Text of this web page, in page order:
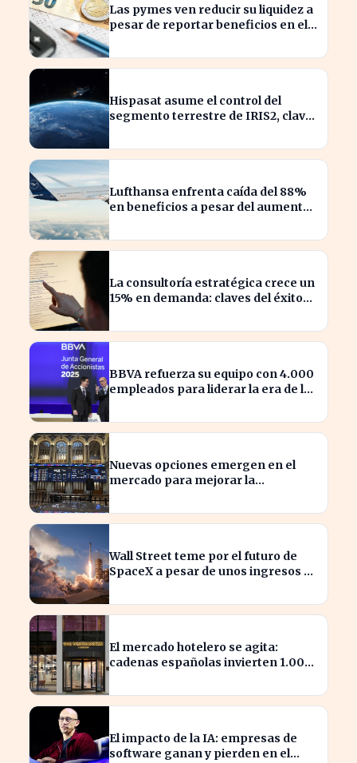
Las pymes ven reducir su liquidez a
pesar de reportar beneficios en el
Hispasat asume el control del
segmento terrestre de IRIS2, clave
Lufthansa enfrenta caída del 88%
en beneficios a pesar del aumento
La consultoría estratégica crece un
15% en demanda: claves del éxito
BBVA refuerza su equipo con 4.000
empleados para liderar la era de la
Nuevas opciones emergen en el
mercado para mejorar la
Wall Street teme por el futuro de
SpaceX a pesar de unos ingresos de
El mercado hotelero se agita:
cadenas españolas invierten 1.000
El impacto de la IA: empresas de
software ganan y pierden en el